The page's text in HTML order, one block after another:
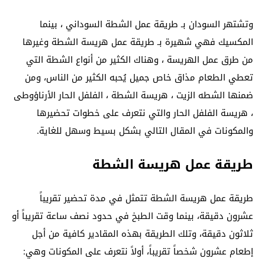
وتشتهر السودان بـ طريقة عمل الشطة السوداني ، بينما
المكسيك فهي شهيرة بـ طريقة عمل هريسة الشطة وغيرها
من طرق عمل الهريسة ، وهناك الكثير من أنواع الشطة التي
تعطي الطعام مذاق خاص جميل يُحبه الكثير من الناس، ومن
ضمنها الشطه الزيت ، هريسة الشطة ، الفلفل الحار الأرناؤوطى
، هريسة الفلفل الحار والتي نتعرف على خطوات تحضيرها
والمكونات في المقال التالي بشكل بسيط وسهل للغاية.
طريقة عمل هريسة الشطة
طريقة عمل هريسة الشطة تتمثل في مدة تحضير تقريباً
عشرون دقيقة، بينما وقت الطبخ في حدود نصف ساعة تقريباً أو
ثلاثون دقيقة، وتلك الطريقة بهذه المقادير كافية من أجل
إطعام عشرون شخصاً تقريباً، أولاً نتعرف على المكونات وهي: